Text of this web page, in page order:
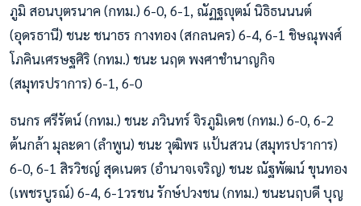
ภูมิ สอนบุตรนาค (กทม.) 6-0, 6-1, ณัฏฐญุตม์ นิธิธนนนต์
(อุดรธานี) ชนะ ชนาธร กางทอง (สกลนคร) 6-4, 6-1 ชิษณุพงศ์
โภคินเศรษฐศิริ (กทม.) ชนะ นฤต พงศาชำนาญกิจ
(สมุทรปราการ) 6-1, 6-0
ธนกร ศรีรัตน์ (กทม.) ชนะ ภวินทร์ จิรภูมิเดช (กทม.) 6-0, 6-2
ต้นกล้า มุละดา (ลำพูน) ชนะ วุฒิพร แป้นสวน (สมุทรปราการ)
6-0, 6-1 สิรวิชญ์ สุดเนตร (อำนาจเจริญ) ชนะ ณัฐพัฒน์ ขุนทอง
(เพชรบูรณ์) 6-4, 6-1วรชน รักษ์ปวงชน (กทม.) ชนะนฤบดี บุญ